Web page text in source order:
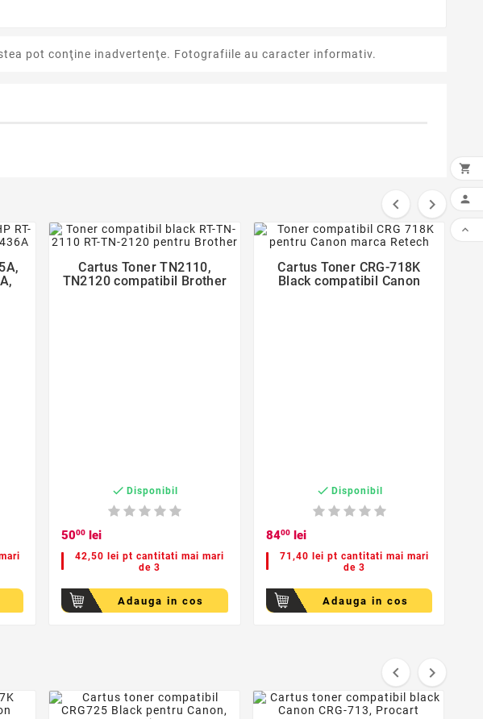
pot conţine inadvertenţe. Fotografiile au caracter informativ.
 
favorite_border
Cartus Toner TN2110,
TN2120 compatibil Brother
 Disponibil
5000 lei
42,50 lei pt cantitati mai mari
de 3
Adauga in cos favorite_border
Cartus Toner CRG-718K
Black compatibil Canon
 Disponibil
8400lei
71,40 lei pt cantitati mai mari
de 3
Adauga in cos
 


